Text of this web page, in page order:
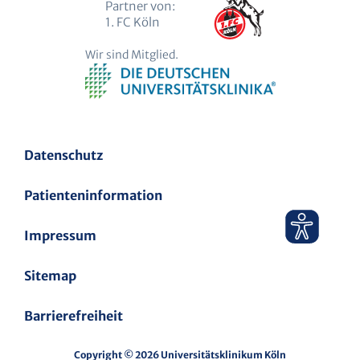
Datenschutz
Patienteninformation
Impressum
Sitemap
Barrierefreiheit
Copyright © 2026 Universitätsklinikum Köln
Partner von:
1. FC Köln
Wir sind Mitglied.